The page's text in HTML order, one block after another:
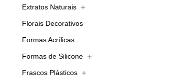
Extratos Naturais
Florais Decorativos
Formas Acrílicas
Formas de Silicone
Frascos Plásticos